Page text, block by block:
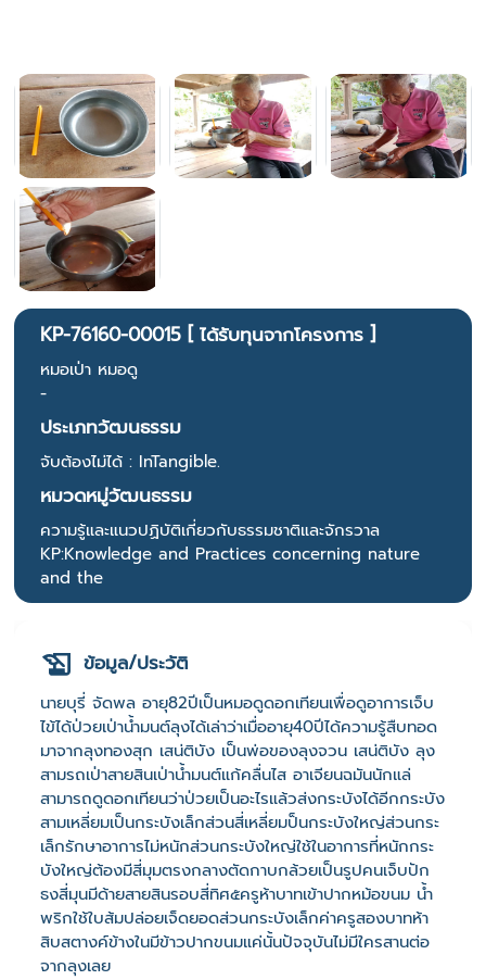
KP-76160-00015 [ ได้รับทุนจากโครงการ ]
หมอเป่า หมอดู
-
ประเภทวัฒนธรรม
จับต้องไม่ได้ : InTangible.
หมวดหมู่วัฒนธรรม
ความรู้และแนวปฏิบัติเกี่ยวกับธรรมชาติและจักรวาล
KP:Knowledge and Practices concerning nature
and the
ข้อมูล/ประวัติ
นายบุรี่ จัดพล อายุ82ปีเป็นหมอดูดอกเทียนเพื่อดูอาการเจ็บ
ไข้ได้ป่วยเป่าน้ำมนต์ลุงได้เล่าว่าเมื่ออายุ40ปีได้ความรู้สืบทอด
มาจากลุงทองสุก เสน่ติบัง เป็นพ่อของลุงจวน เสน่ติบัง ลุง
สามรถเป่าสายสินเป่าน้ำมนต์แก้คลื่นไส อาเจียนฉมันนักแล่
สามารถดูดอกเทียนว่าป่วยเป็นอะไรแล้วส่งกระบังได้อีกกระบัง
สามเหลี่ยมเป็นกระบังเล็กส่วนสี่เหลี่ยมป็นกระบังใหญ่ส่วนกระ
เล็กรักษาอาการไม่หนักส่วนกระบังใหญ่ใช้ในอาการที่หนักกระ
บังใหญ่ต้องมีสี่มุมตรงกลางตัดกาบกล้วยเป็นรูปคนเจ็บปัก
ธงสี่มุนมีด้ายสายสินรอบสี่ทิศ๕ครูห้าบาทเข้าปากหม้อขนม น้ำ
พริกใช้ใบส้มปล่อยเจ็ดยอดส่วนกระบังเล็กค่าครูสองบาทห้า
สิบสตางค์ข้างในมีข้าวปากขนมแค่นั้นปัจจุบันไม่มีใครสานต่อ
จากลุงเลย